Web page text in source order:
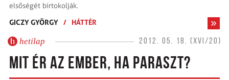
elsőségét birtokolják.
GICZY GYÖRGY / HÁTTÉR
hetilap 2012. 05. 18. (XVI/20)
MIT ÉR AZ EMBER, HA PARASZT?